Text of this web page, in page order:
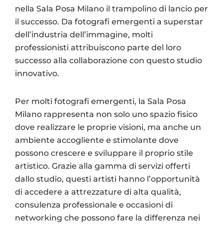
nella Sala Posa Milano il trampolino di lancio per
il successo. Da fotografi emergenti a superstar
dell’industria dell’immagine, molti
professionisti attribuiscono parte del loro
successo alla collaborazione con questo studio
innovativo.
Per molti fotografi emergenti, la Sala Posa
Milano rappresenta non solo uno spazio fisico
dove realizzare le proprie visioni, ma anche un
ambiente accogliente e stimolante dove
possono crescere e sviluppare il proprio stile
artistico. Grazie alla gamma di servizi offerti
dallo studio, questi artisti hanno l’opportunità
di accedere a attrezzature di alta qualità,
consulenza professionale e occasioni di
networking che possono fare la differenza nei